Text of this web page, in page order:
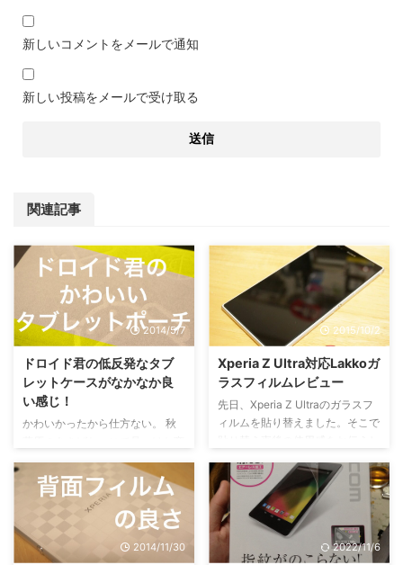
新しいコメントをメールで通知
新しい投稿をメールで受け取る
関連記事
2014/5/7
ドロイド君の低反発なタブ
レットケースがなかなか良
い感じ！
かわいかったから仕方ない。 秋
に欲しくなった。 ケースのドロ
イド君がかわいい件について 低
反発な素材で作られているドロイ
ド君ケースは両面にドロイド君が
描かれたキュートな柄なのだっ。
2015/10/2
Xperia Z Ultra対応Lakkoガ
ラスフィルムレビュー
先日、Xperia Z Ultraのガラスフ
ィルムを貼り替えました。そこで
の強化ガラスフィルムシリーズ。
「化」という漢字を見ると不安を
覚えますが中身に問題はありませ
んでした。 ガラスフィルムを貼
る作業は難しくはありませんでし
2014/11/30 2022/11/6